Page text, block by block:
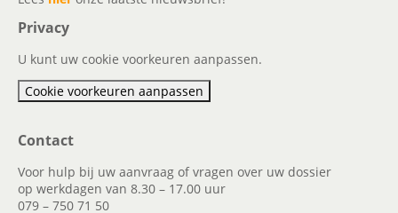
Privacy
U kunt uw cookie voorkeuren aanpassen.
Cookie voorkeuren aanpassen
Contact
Voor hulp bij uw aanvraag of vragen over uw dossier
op werkdagen van 8.30 – 17.00 uur
079 – 750 71 50